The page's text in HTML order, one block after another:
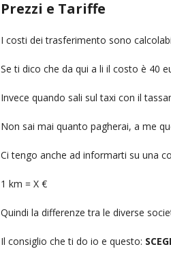
Prezzi e Tariffe
I costi dei trasferimento sono
Se ti dico che da qui a li il costo è 40
Invece quando sali sul taxi con il
Non sai mai quanto pagherai, a me
Ci tengo anche ad informarti su una
1 km = X €
Quindi la differenze tra le diverse
Il consiglio che ti do io e questo: